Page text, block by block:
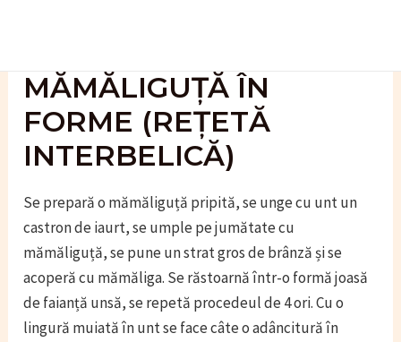
MĂMĂLIGUȚĂ ÎN
FORME (REȚETĂ
INTERBELICĂ)
Se prepară o mămăliguță pripită, se unge cu unt un
castron de iaurt, se umple pe jumătate cu
mămăliguță, se pune un strat gros de brânză și se
acoperă cu mămăliga. Se răstoarnă într-o formă joasă
de faianță unsă, se repetă procedeul de 4 ori. Cu o
lingură muiată în unt se face câte o adâncitură în